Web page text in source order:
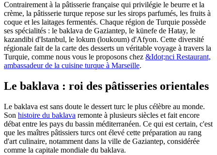
Contrairement à la pâtisserie française qui privilégie le beurre et la
crème, la pâtisserie turque repose sur les sirops parfumés, les fruits à
coque et les laitages fermentés. Chaque région de Turquie possède
ses spécialités : le baklava de Gaziantep, le künefe de Hatay, le
kazandibi d'Istanbul, le lokum (loukoum) d'Afyon. Cette diversité
régionale fait de la carte des desserts un véritable voyage à travers la
Turquie, comme nous vous le proposons chez &Idot;nci Restaurant,
ambassadeur de la cuisine turque à Marseille.
Le baklava : roi des pâtisseries orientales
Le baklava est sans doute le dessert turc le plus célèbre au monde.
Son histoire du baklava remonte à plusieurs siècles et fait encore
débat entre les pays du bassin méditerranéen. Ce qui est certain, c'est
que les maîtres pâtissiers turcs ont élevé cette préparation au rang
d'art culinaire, notamment dans la ville de Gaziantep, considérée
comme la capitale mondiale du baklava.